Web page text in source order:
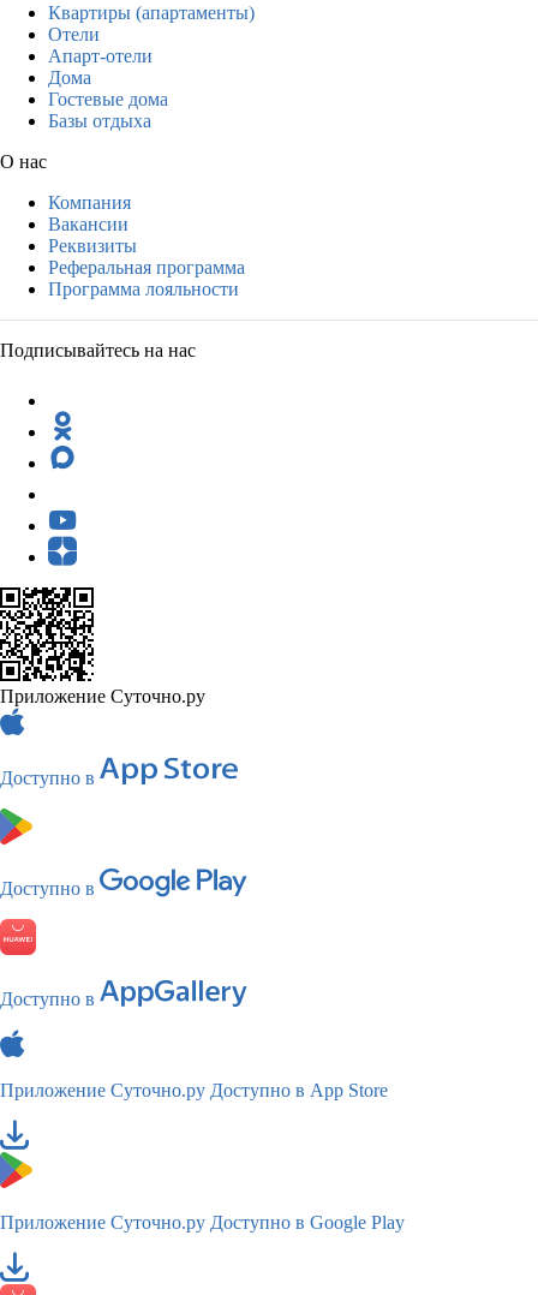
Квартиры (апартаменты)
Отели
Апарт-отели
Дома
Гостевые дома
Базы отдыха
О нас
Компания
Вакансии
Реквизиты
Реферальная программа
Программа лояльности
Подписывайтесь на нас
Приложение Суточно.ру
Доступно в
Доступно в
Доступно в
Приложение Суточно.ру Доступно в App Store
Приложение Суточно.ру Доступно в Google Play